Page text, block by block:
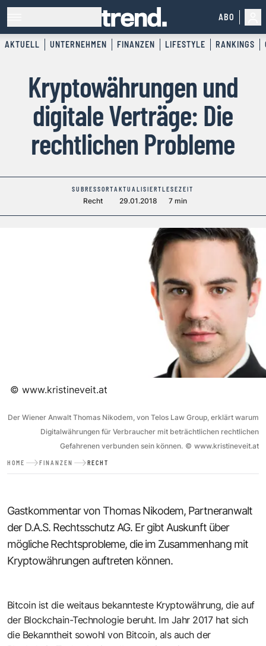
ABO
AKTUELL UNTERNEHMEN FINANZEN LIFESTYLE RANKINGS
Kryptowährungen und
digitale Verträge: Die
rechtlichen Probleme
SUBRESSORT
Recht
AKTUALISIERT
29.01.2018
LESEZEIT
7 min
© www.kristineveit.at
Der Wiener Anwalt Thomas Nikodem, von Telos Law Group, erklärt warum
Digitalwährungen für Verbraucher mit beträchtlichen rechtlichen
Gefahrenen verbunden sein können. © www.kristineveit.at
HOME FINANZEN RECHT
Gastkommentar von Thomas Nikodem, Partneranwalt
der D.A.S. Rechtsschutz AG. Er gibt Auskunft über
mögliche Rechtsprobleme, die im Zusammenhang mit
Kryptowährungen auftreten können.
Bitcoin ist die weitaus bekannteste Kryptowährung, die auf
der Blockchain-Technologie beruht. Im Jahr 2017 hat sich
die Bekanntheit sowohl von Bitcoin, als auch der